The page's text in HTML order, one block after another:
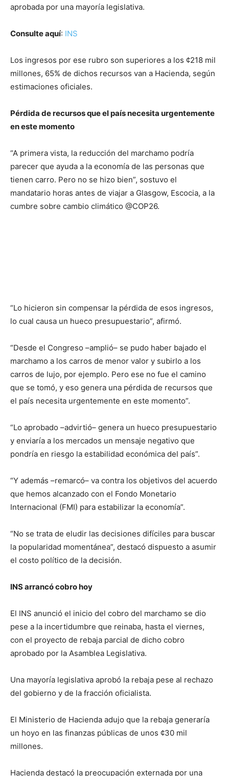
aprobada por una mayoría legislativa.
Consulte aquí: INS
Los ingresos por ese rubro son superiores a los ¢218 mil
millones, 65% de dichos recursos van a Hacienda, según
estimaciones oficiales.
Pérdida de recursos que el país necesita urgentemente
en este momento
“A primera vista, la reducción del marchamo podría
parecer que ayuda a la economía de las personas que
tienen carro. Pero no se hizo bien”, sostuvo el
mandatario horas antes de viajar a Glasgow, Escocia, a la
cumbre sobre cambio climático @COP26.
“Lo hicieron sin compensar la pérdida de esos ingresos,
lo cual causa un hueco presupuestario”, afirmó.
“Desde el Congreso –amplió– se pudo haber bajado el
marchamo a los carros de menor valor y subirlo a los
carros de lujo, por ejemplo. Pero ese no fue el camino
que se tomó, y eso genera una pérdida de recursos que
el país necesita urgentemente en este momento”.
“Lo aprobado –advirtió– genera un hueco presupuestario
y enviaría a los mercados un mensaje negativo que
pondría en riesgo la estabilidad económica del país”.
“Y además –remarcó– va contra los objetivos del acuerdo
que hemos alcanzado con el Fondo Monetario
Internacional (FMI) para estabilizar la economía”.
“No se trata de eludir las decisiones difíciles para buscar
la popularidad momentánea”, destacó dispuesto a asumir
el costo político de la decisión.
INS arrancó cobro hoy
El INS anunció el inicio del cobro del marchamo se dio
pese a la incertidumbre que reinaba, hasta el viernes,
con el proyecto de rebaja parcial de dicho cobro
aprobado por la Asamblea Legislativa.
Una mayoría legislativa aprobó la rebaja pese al rechazo
del gobierno y de la fracción oficialista.
El Ministerio de Hacienda adujo que la rebaja generaría
un hoyo en las finanzas públicas de unos ¢30 mil
millones.
Hacienda destacó la preocupación externada por una